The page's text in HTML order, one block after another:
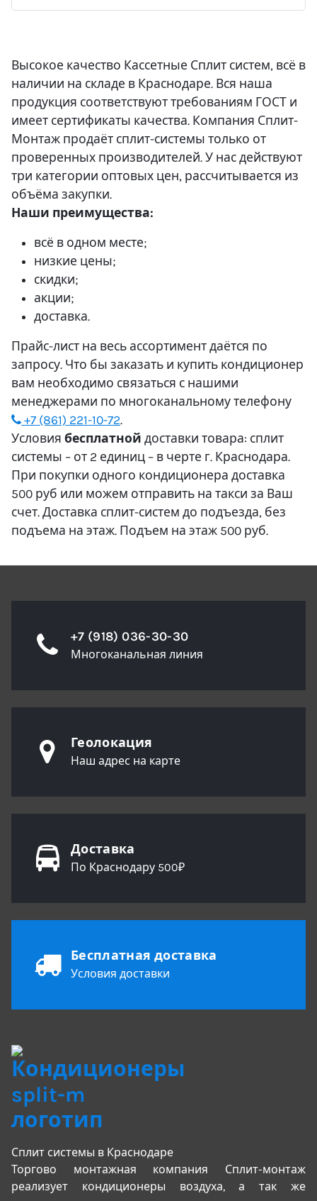
Высокое качество Кассетные Сплит систем, всё в
наличии на складе в Краснодаре. Вся наша
продукция соответствуют требованиям ГОСТ и
имеет сертификаты качества. Компания Сплит-
Монтаж продаёт сплит-системы только от
проверенных производителей. У нас действуют
три категории оптовых цен, рассчитывается из
объёма закупки.
Наши преимущества:
всё в одном месте;
низкие цены;
скидки;
акции;
доставка.
Прайс-лист на весь ассортимент даётся по
запросу. Что бы заказать и купить кондиционер
вам необходимо связаться с нашими
менеджерами по многоканальному телефону
+7 (861) 221-10-72.
Условия бесплатной доставки товара: сплит
системы – от 2 единиц – в черте г. Краснодара.
При покупки одного кондиционера доставка
500 руб или можем отправить на такси за Ваш
счет. Доставка сплит-систем до подъезда, без
подъема на этаж. Подъем на этаж 500 руб.
+7 (918) 036-30-30
Многоканальная линия
Геолокация
Наш адрес на карте
Доставка
По Краснодару 500₽
Бесплатная доставка
Условия доставки
Сплит системы в Краснодаре
Торгово монтажная компания Сплит-монтаж
реализует кондиционеры воздуха, а так же